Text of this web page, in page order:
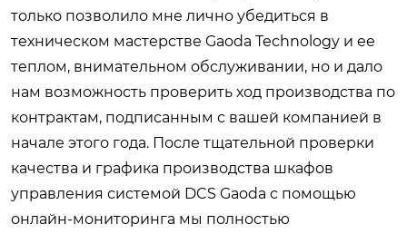
только позволило мне лично убедиться в
техническом мастерстве Gaoda Technology и ее
теплом, внимательном обслуживании, но и дало
нам возможность проверить ход производства по
контрактам, подписанным с вашей компанией в
начале этого года. После тщательной проверки
качества и графика производства шкафов
управления системой DCS Gaoda с помощью
онлайн-мониторинга мы полностью